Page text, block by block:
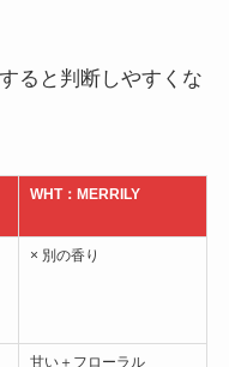
ると判断しやすくな
WHT：MERRILY
× 別の香り
甘い＋フローラル